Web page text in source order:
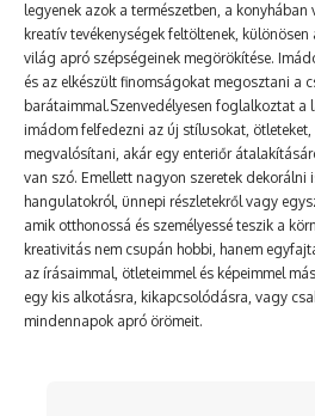
legyenek azok a természetben, a
kreatív tevékenységek feltöltenek,
világ apró szépségeinek megörökítése.
és az elkészült finomságokat megosztani a
barátaimmal.Szenvedélyesen foglalkoztat a
imádom felfedezni az új stílusokat, ötleteket,
megvalósítani, akár egy enteriőr
van szó. Emellett nagyon szeretek dekorálni
hangulatokról, ünnepi részletekről vagy
amik otthonossá és személyessé teszik a
kreativitás nem csupán hobbi, hanem
az írásaimmal, ötleteimmel és képeimmel
egy kis alkotásra, kikapcsolódásra, vagy
mindennapok apró örömeit.